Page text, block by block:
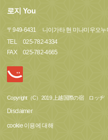
로지 You
〒949-6431
니이가타 현 미나미우오
TEL
025-782-4334
FAX
025-782-4665
Copyright（C）2019 上越国際の宿 ロッヂ
Disclaimer
cookie 이용에 대해